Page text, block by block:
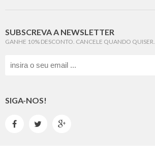
SUBSCREVA A NEWSLETTER
GANHE 10% DESCONTO. CANCELE QUANDO QUISER.
SIGA-NOS!
  